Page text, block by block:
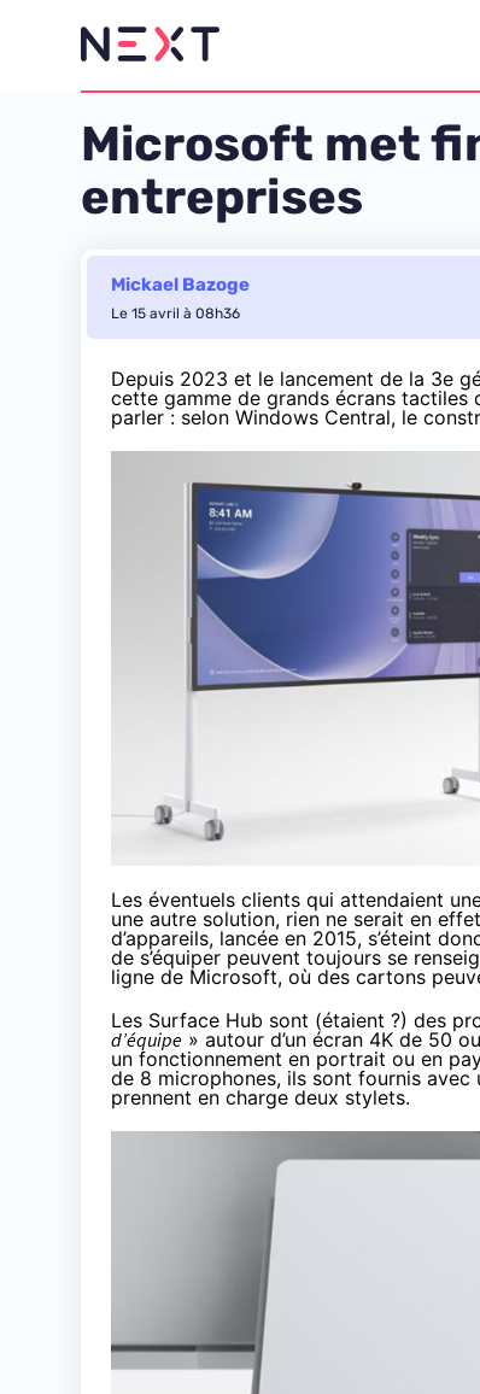
Microsoft met
entreprises
Mickael Bazoge
Le 15 avril à 08h36
Depuis 2023 et le lancement de la 3e
cette gamme de grands écrans tactiles
parler : selon Windows Central, le
Les éventuels clients qui attendaient
une autre solution, rien ne serait en
d’appareils, lancée en 2015, s’éteint
de s’équiper peuvent toujours se
ligne de Microsoft, où des cartons
Les Surface Hub sont (étaient ?) des
d’équipe » autour d’un écran 4K de 50
un fonctionnement en portrait ou en
de 8 microphones, ils sont fournis avec
prennent en charge deux stylets.